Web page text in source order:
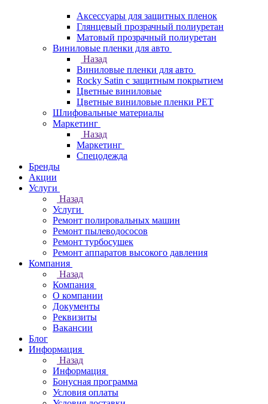
Аксессуары для защитных пленок
Глянцевый прозрачный полиуретан
Матовый прозрачный полиуретан
Виниловые пленки для авто
Назад
Виниловые пленки для авто
Rocky Satin с защитным покрытием
Цветные виниловые
Цветные виниловые пленки PET
Шлифовальные материалы
Маркетинг
Назад
Маркетинг
Спецодежда
Бренды
Акции
Услуги
Назад
Услуги
Ремонт полировальных машин
Ремонт пылеводососов
Ремонт турбосушек
Ремонт аппаратов высокого давления
Компания
Назад
Компания
О компании
Документы
Реквизиты
Вакансии
Блог
Информация
Назад
Информация
Бонусная программа
Условия оплаты